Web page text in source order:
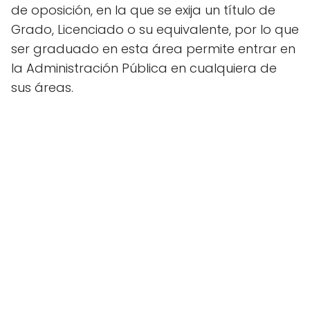
de oposición, en la que se exija un título de
Grado, Licenciado o su equivalente, por lo que
ser graduado en esta área permite entrar en
la Administración Pública en cualquiera de
sus áreas.